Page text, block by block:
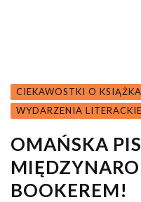
CIEKAWOSTKI O
WYDARZENIA LITERACKIE
OMAŃSKA
BOOKEREM!